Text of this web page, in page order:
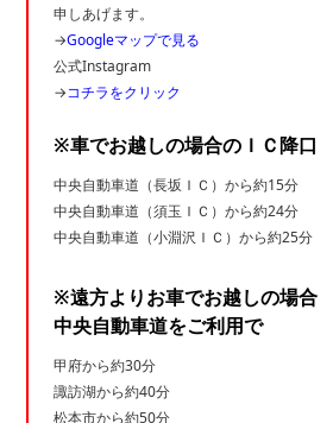
申しあげます。
→Googleマップで見る
公式Instagram
→コチラをクリック
※車でお越しの場合のＩＣ降口
中央自動車道（長坂ＩＣ）から約15分
中央自動車道（須玉ＩＣ）から約24分
中央自動車道（小淵沢ＩＣ）から約25分
※遠方よりお車でお越しの場合
中央自動車道をご利用で
甲府から約30分
諏訪湖から約40分
松本市から約50分